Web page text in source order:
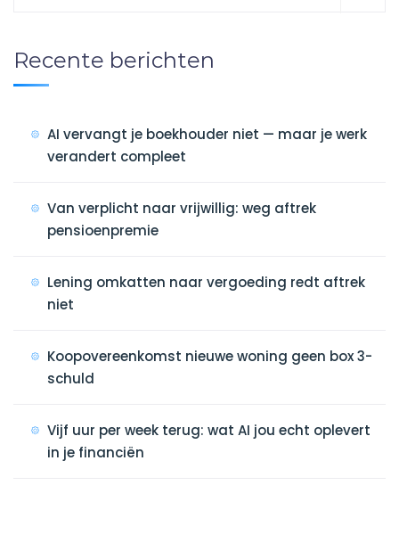
Recente berichten
AI vervangt je boekhouder niet — maar je werk
verandert compleet
Van verplicht naar vrijwillig: weg aftrek
pensioenpremie
Lening omkatten naar vergoeding redt aftrek
niet
Koopovereenkomst nieuwe woning geen box 3-
schuld
Vijf uur per week terug: wat AI jou echt oplevert
in je financiën